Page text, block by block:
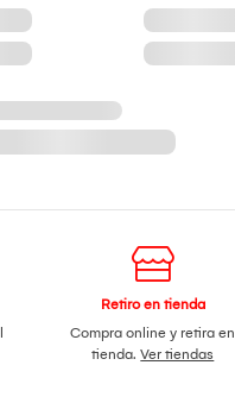
Retiro en tienda
Compra online y retira en
tienda.Ver tiendas